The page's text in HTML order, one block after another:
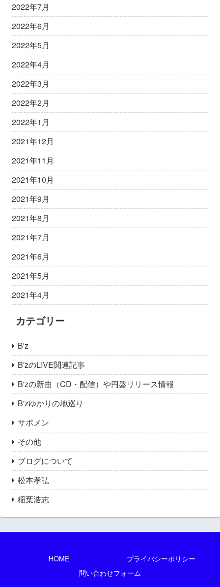
2022年7月
2022年6月
2022年5月
2022年4月
2022年3月
2022年2月
2022年1月
2021年12月
2021年11月
2021年10月
2021年9月
2021年8月
2021年7月
2021年6月
2021年5月
2021年4月
カテゴリー
B'z
B'zのLIVE関連記事
B'zの新曲（CD・配信）や円盤リリース情報
B'zゆかりの地巡り
サポメン
その他
ブログについて
松本孝弘
稲葉浩志
HOME
プライバシーポリシー
問い合わせフォーム